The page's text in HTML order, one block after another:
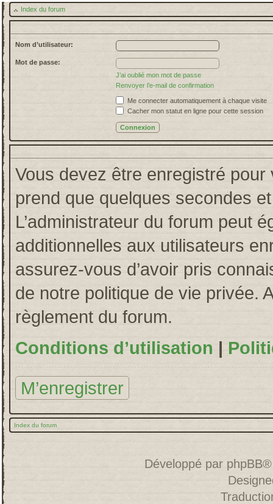
Index du forum
Nom d’utilisateur:
Mot de passe:
J’ai oublié mon mot de passe
Renvoyer l’e-mail de confirmation
Me connecter automatiquement à chaque visite
Cacher mon statut en ligne pour cette session
Vous devez être enregistré pour
prend que quelques secondes
L’administrateur du forum peut
additionnelles aux utilisateurs
assurez-vous d’avoir pris
de notre politique de vie privée.
règlement du forum.
Conditions d’utilisation |
M’enregistrer
Index du forum
Développé par phpBB®